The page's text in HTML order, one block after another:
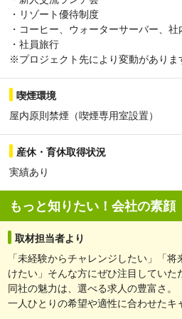
白井市、富里市、南房総市、匝瑳市、
大網白里市、印旛郡酒々井町、印旛郡
多古町、香取郡東庄町、山武郡九十九
横芝光町、長生郡一宮町、長生郡睦沢
町、安房郡鋸南町） 、
阪市此花区、大阪市西区、大阪市港区
寺区、大阪市浪速区、大阪市西淀川区
区、大阪市住吉区、大阪市東住吉区、
区、大阪市鶴見区、大阪市住之江区、
大阪市中央区、堺市堺区、堺市中区、
区、堺市北区、堺市美原区、岸和田
泉大津市、高槻市、貝塚市、守口市、
佐野市、富田林市、寝屋川市、河内
市、箕面市、柏原市、羽曳野市、門真
市、東大阪市、泉南市、四條畷市、交
三島郡島本町、豊能郡豊能町、豊能
郡熊取町、泉南郡田尻町、泉南郡岬町
河南町、南河内郡千早赤阪村） 、 愛
屋市東区、名古屋市北区、名古屋市
・リゾート優待制度
・コーヒー、ウォーターサーバー、
・社員旅行
※プロジェクト先により変動がありま
喫煙環境
屋内原則禁煙（喫煙専用室設置）
産休・育休取得状況
実績あり
もっと知りたい！会社の素顔
取材担当者より
「未経験からチャレンジしたい」「
けたい」そんな方にぜひ注目していた
同社の魅力は、選べる求人の豊富さ。
一人ひとりの希望や適性に合わせたキ